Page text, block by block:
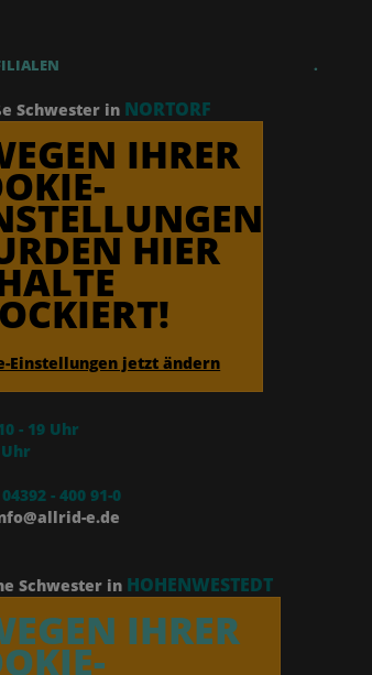
Schwester in NORTORF
IHRER
HIER
Einstellungen jetzt ändern
- 19 Uhr
04392 - 400 91-0
e.de
Schwester in HOHENWESTEDT
IHRER
.